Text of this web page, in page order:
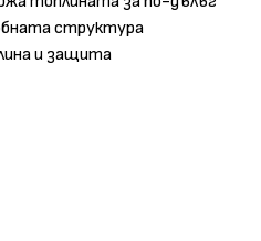
структура
и защита